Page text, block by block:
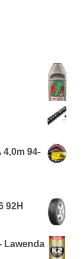
94-
92H
Lawenda